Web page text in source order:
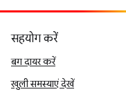
सहयोग करें
बग दायर करें
खुली समस्याएं देखें